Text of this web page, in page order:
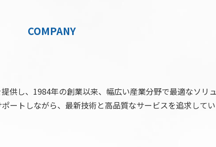
COMPANY
し、1984年の創業以来、幅広い産業分野で最適なソリ
ートしながら、最新技術と高品質なサービスを追求してい